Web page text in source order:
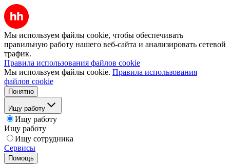
Мы используем файлы cookie, чтобы обеспечивать
правильную работу нашего веб-сайта и анализировать сетевой
трафик.
Правила использования файлов cookie
Мы используем файлы cookie. Правила использования
файлов cookie
Понятно
Ищу работу
Ищу работу
Ищу работу
Ищу сотрудника
Сервисы
Помощь